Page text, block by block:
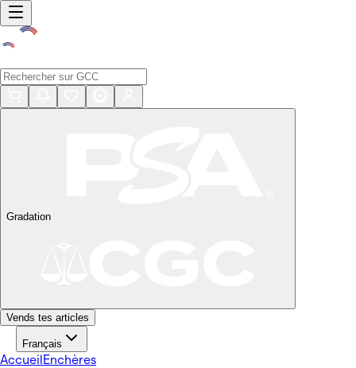
Gradation
Vends tes articles
Français
AccueilEnchères